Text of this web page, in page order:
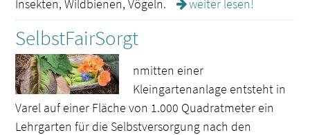
Insekten, Wildbienen, Vögeln.
weiter lesen!
SelbstFairSorgt
nmitten einer
Kleingartenanlage entsteht in
Varel auf einer Fläche von 1.000 Quadratmeter ein
Lehrgarten für die Selbstversorgung nach den